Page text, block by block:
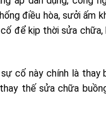
điều hòa, sưởi ấm
để kịp thời sửa chữa,
cố này chính là thay
thế sửa chữa